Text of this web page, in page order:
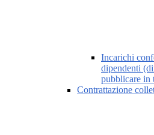
Incarichi
dipendenti
pubblicare in
Contrattazione